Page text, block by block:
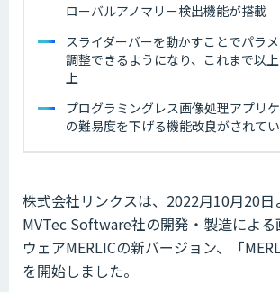
ローバルアノマリー検出機能が搭載
スライダーバーを動かすことでパラ
調整できるようになり、これまで以
上
プログラミングレス画像処理アプリ
の難易度を下げる機能改良がされて
株式会社リンクスは、2022月10月20日
MVTec Software社の開発・製造による
ウェアMERLICの新バージョン、「
を開始しました。